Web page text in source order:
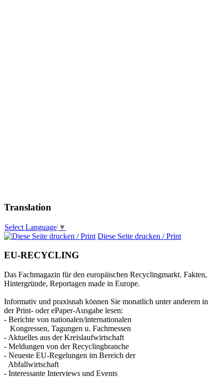
Translation
Select Language ▼
Diese Seite drucken / Print
EU-RECYCLING
Das Fachmagazin für den europäischen Recyclingmarkt. Fakten,
Hintergründe, Reportagen made in Europe.
Informativ und praxisnah können Sie monatlich unter anderem in
der Print- oder ePaper-Ausgabe lesen:
- Berichte von nationalen/internationalen
Kongressen, Tagungen u. Fachmessen
- Aktuelles aus der Kreislaufwirtschaft
- Meldungen von der Recyclingbranche
- Neueste EU-Regelungen im Bereich der
Abfallwirtschaft
- Interessante Interviews und Events